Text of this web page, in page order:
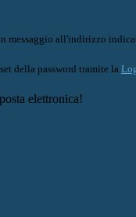
messaggio all'indirizzo
della password tramite la
elettronica!